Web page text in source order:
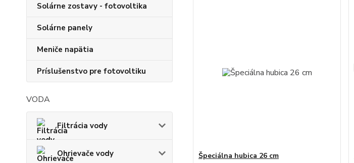
Solárne zostavy - fotovoltika
Solárne panely
Meniče napätia
Príslušenstvo pre fotovoltiku
VODA
Filtrácia vody
Ohrievače vody Špeciálna hubica 26 cm